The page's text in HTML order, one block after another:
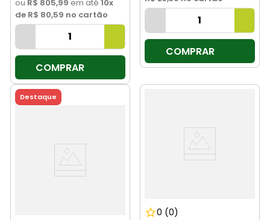
ou R$ 805,99 em até 10x
de R$ 80,59 no cartão
COMPRAR
COMPRAR
Destaque
0 (0)